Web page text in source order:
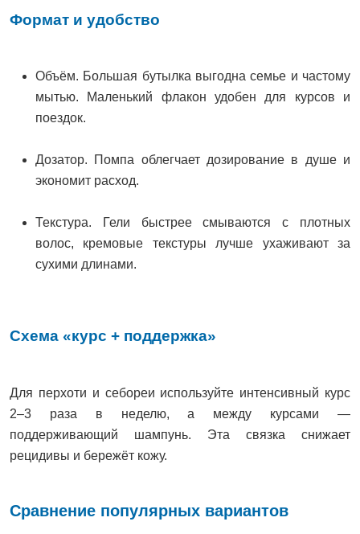
Формат и удобство
Объём. Большая бутылка выгодна семье и частому
мытью. Маленький флакон удобен для курсов и
поездок.
Дозатор. Помпа облегчает дозирование в душе и
экономит расход.
Текстура. Гели быстрее смываются с плотных
волос, кремовые текстуры лучше ухаживают за
сухими длинами.
Схема «курс + поддержка»
Для перхоти и себореи используйте интенсивный курс
2–3 раза в неделю, а между курсами —
поддерживающий шампунь. Эта связка снижает
рецидивы и бережёт кожу.
Сравнение популярных вариантов